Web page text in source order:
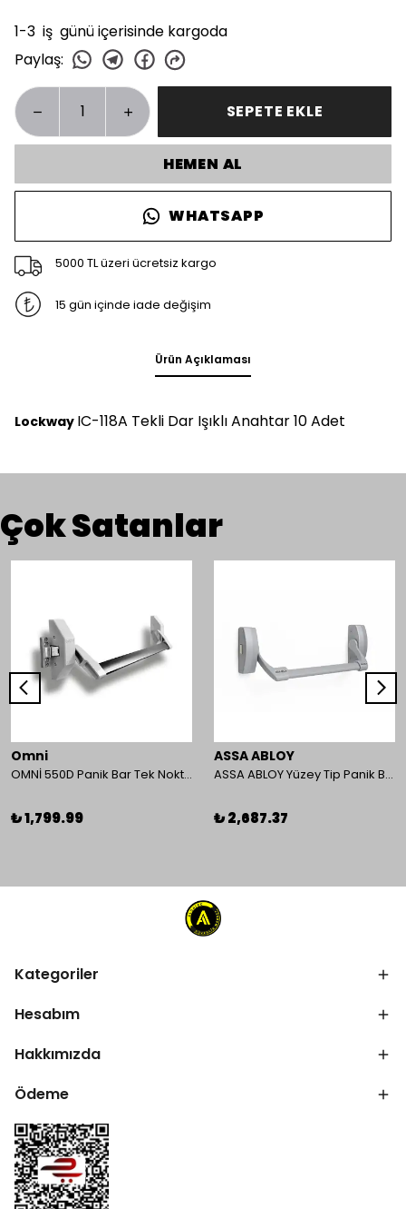
1-3 iş günü içerisinde kargoda
Paylaş:
SEPETE EKLE
HEMEN AL
WHATSAPP
5000 TL üzeri ücretsiz kargo
15 gün içinde iade değişim
Ürün Açıklaması
Lockway IC-118A Tekli Dar Işıklı Anahtar 10 Adet
Çok Satanlar
Omni
OMNİ 550D Panik Bar Tek Nokta Yüzey Tip
₺ 1,799.99
ASSA ABLOY
ASSA ABLOY Yüzey Tip Panik Bar PED 180
₺ 2,687.37
Kategoriler
Hesabım
Hakkımızda
Ödeme